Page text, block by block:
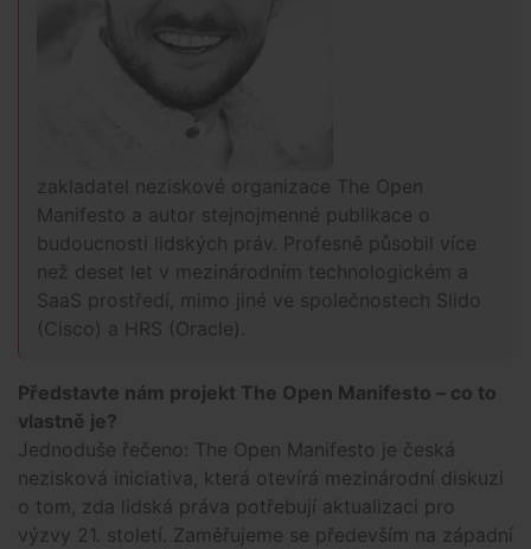
zakladatel neziskové organizace The Open
Manifesto a autor stejnojmenné publikace o
budoucnosti lidských práv. Profesně působil více
než deset let v mezinárodním technologickém a
SaaS prostředí, mimo jiné ve společnostech Slido
(Cisco) a HRS (Oracle).
Představte nám projekt The Open Manifesto – co to
vlastně je?
Jednoduše řečeno: The Open Manifesto je česká
nezisková iniciativa, která otevírá mezinárodní diskuzi
o tom, zda lidská práva potřebují aktualizaci pro
výzvy 21. století. Zaměřujeme se především na západní